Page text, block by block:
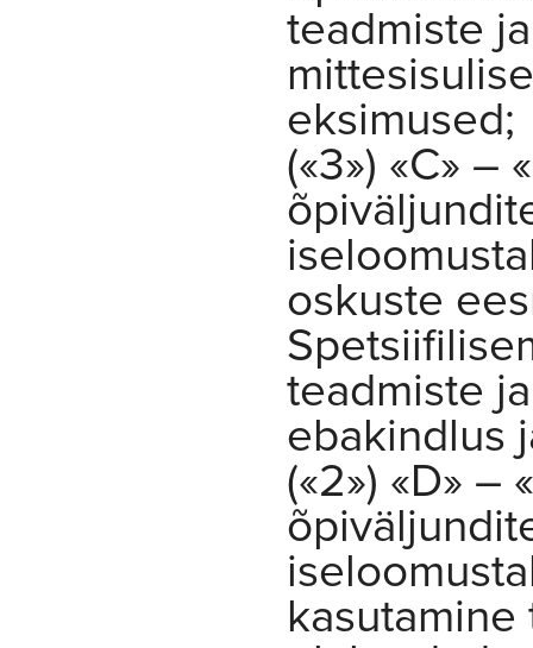
teadmiste
eksimused;
(«3») «C» –
oskuste
teadmiste
ebakindlus
(«2») «D» –